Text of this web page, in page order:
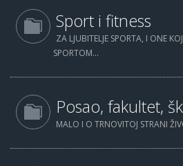
Sport i fitness
ZA LJUBITELJE SPORTA, I ONE
SPORTOM...
Posao, fakultet,
MALO I O TRNOVITOJ STRANI